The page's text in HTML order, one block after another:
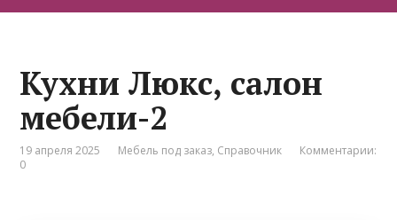
Кухни Люкс, салон
мебели-2
19 апреля 2025 Мебель под заказ, Справочник
Комментарии:
0